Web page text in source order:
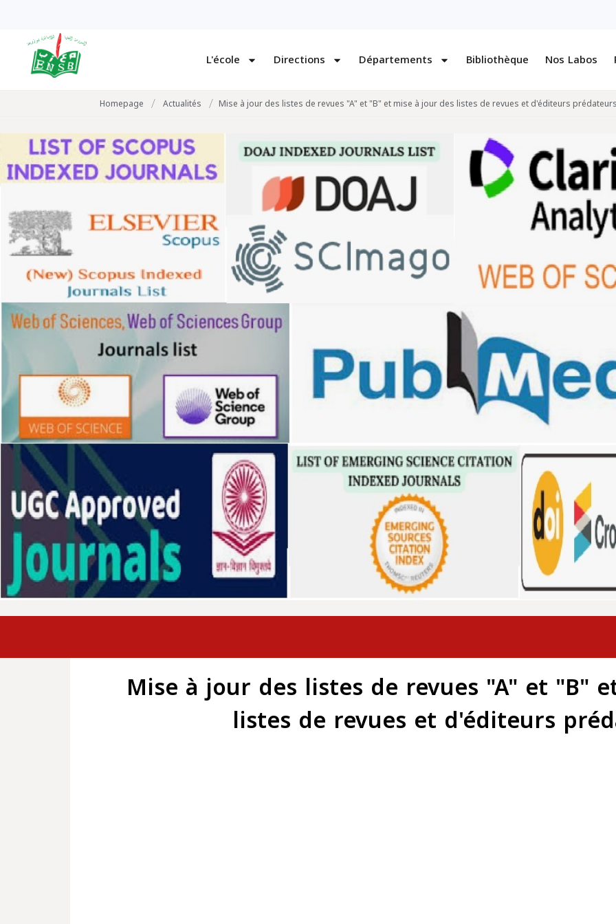
L'école Directions Départements Bibliothèque Nos Labos
Homepage / Actualités / Mise à jour des listes de revues "A" et "B" et mise à jour des listes de revues et d'éditeurs
Mise à jour des listes de revues "A" et "B"
listes de revues et d'éditeurs